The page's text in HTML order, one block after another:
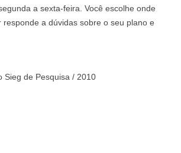
a sexta-feira. Você escolhe onde
responde a dúvidas sobre o seu plano e
Sieg de Pesquisa / 2010